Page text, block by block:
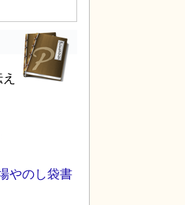
やのし袋書